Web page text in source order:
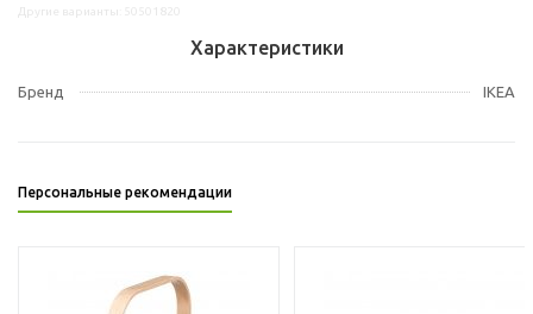
Характеристики
Бренд IKEA
Персональные рекомендации